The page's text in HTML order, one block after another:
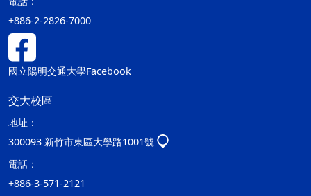
+886-2-2826-7000
國立陽明交通大學Facebook
交大校區
地址：
300093 新竹市東區大學路1001號
電話：
+886-3-571-2121